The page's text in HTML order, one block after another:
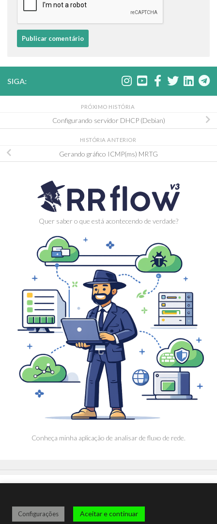
SIGA:
PRÓXIMO HISTÓRIA
Configurando servidor DHCP (Debian)
HISTÓRIA ANTERIOR
Gerando gráfico ICMP(ms) MRTG
Quer saber o que está acontecendo de verdade?
Conheça minha aplicação de analisar de fluxo de rede.
Configurações Aceitar e continuar